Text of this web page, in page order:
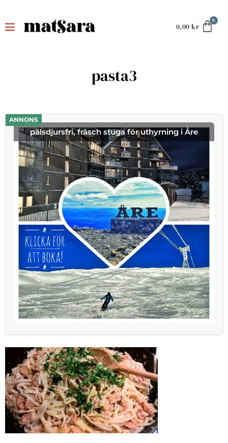
0,00 kr
pasta3
ANNONS
pälsdjursfri, fräsch stuga för uthyrning i Åre